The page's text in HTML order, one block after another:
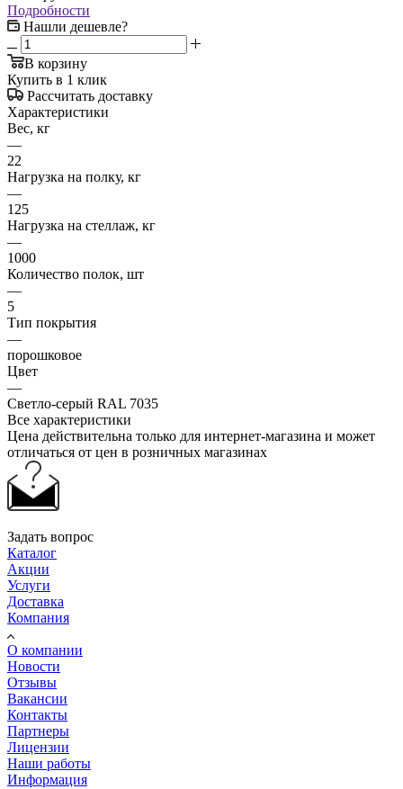
Подробности
Нашли дешевле?
В корзину
Купить в 1 клик
Рассчитать доставку
Характеристики
Вес, кг
—
22
Нагрузка на полку, кг
—
125
Нагрузка на стеллаж, кг
—
1000
Количество полок, шт
—
5
Тип покрытия
—
порошковое
Цвет
—
Светло-серый RAL 7035
Все характеристики
Цена действительна только для интернет-магазина и может
отличаться от цен в розничных магазинах
Задать вопрос
Каталог
Акции
Услуги
Доставка
Компания
О компании
Новости
Отзывы
Вакансии
Контакты
Партнеры
Лицензии
Наши работы
Информация